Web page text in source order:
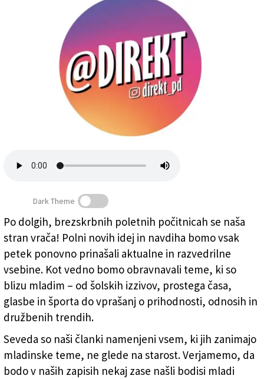
Mladinska priloga Primorskega dnevnika bo izhajala
vsak petek
Dark Theme
Po dolgih, brezskrbnih poletnih počitnicah se naša
stran vrača! Polni novih idej in navdiha bomo vsak
petek ponovno prinašali aktualne in razvedrilne
vsebine. Kot vedno bomo obravnavali teme, ki so
blizu mladim – od šolskih izzivov, prostega časa,
glasbe in športa do vprašanj o prihodnosti, odnosih in
družbenih trendih.
Seveda so naši članki namenjeni vsem, ki jih zanimajo
mladinske teme, ne glede na starost. Verjamemo, da
bodo v naših zapisih nekaj zase našli bodisi mladi